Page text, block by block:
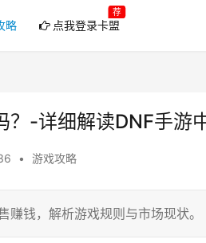
略 点我登录卡盟
荐
？-详细解读DNF手游
• 游戏攻略
钱，解析游戏规则与市场现状。